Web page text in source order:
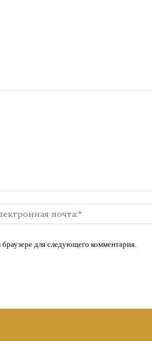
для следующего комментария.